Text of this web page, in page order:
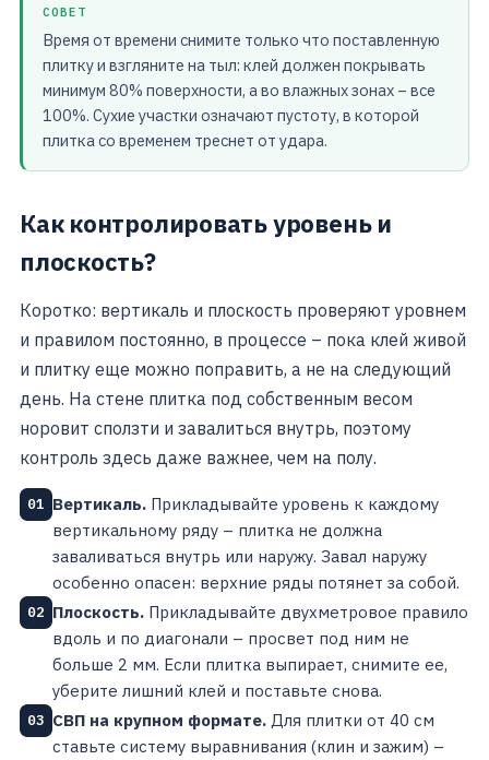
СОВЕТ
Время от времени снимите только что поставленную
плитку и взгляните на тыл: клей должен покрывать
минимум 80% поверхности, а во влажных зонах – все
100%. Сухие участки означают пустоту, в которой
плитка со временем треснет от удара.
Как контролировать уровень и
плоскость?
Коротко: вертикаль и плоскость проверяют уровнем
и правилом постоянно, в процессе – пока клей живой
и плитку еще можно поправить, а не на следующий
день. На стене плитка под собственным весом
норовит сползти и завалиться внутрь, поэтому
контроль здесь даже важнее, чем на полу.
01 Вертикаль. Прикладывайте уровень к каждому
вертикальному ряду – плитка не должна
заваливаться внутрь или наружу. Завал наружу
особенно опасен: верхние ряды потянет за собой.
02 Плоскость. Прикладывайте двухметровое правило
вдоль и по диагонали – просвет под ним не
больше 2 мм. Если плитка выпирает, снимите ее,
уберите лишний клей и поставьте снова.
03 СВП на крупном формате. Для плитки от 40 см
ставьте систему выравнивания (клин и зажим) –